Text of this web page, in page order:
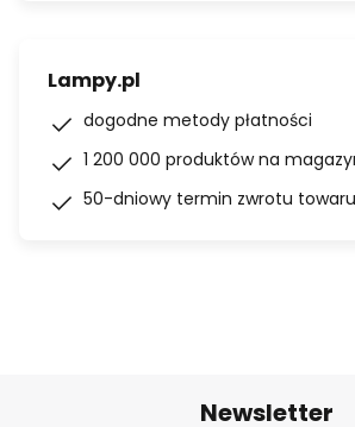
Lampy.pl
dogodne metody płatności
1 200 000 produktów na
50-dniowy termin zwrotu towaru
Newsletter